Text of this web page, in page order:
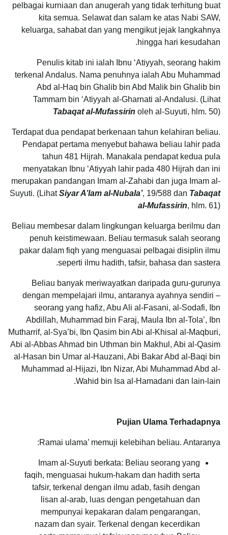
pelbagai kurniaan dan anugerah yang tidak terhitung buat
kita semua. Selawat dan salam ke atas Nabi SAW,
keluarga, sahabat dan yang mengikut jejak langkahnya
hingga hari kesudahan.
Penulis kitab ini ialah Ibnu ‘Atiyyah, seorang hakim
terkenal Andalus. Nama penuhnya ialah Abu Muhammad
Abd al-Haq bin Ghalib bin Abd Malik bin Ghalib bin
Tammam bin ‘Atiyyah al-Gharnati al-Andalusi. (Lihat
Tabaqat al-Mufassirin oleh al-Suyuti, hlm. 50)
Terdapat dua pendapat berkenaan tahun kelahiran beliau.
Pendapat pertama menyebut bahawa beliau lahir pada
tahun 481 Hijrah. Manakala pendapat kedua pula
menyatakan Ibnu ‘Atiyyah lahir pada 480 Hijrah dan ini
merupakan pandangan Imam al-Zahabi dan juga Imam al-
Suyuti. (LihatSiyar A’lam al-Nubala’, 19/588 dan Tabaqat
al-Mufassirin, hlm. 61)
Beliau membesar dalam lingkungan keluarga berilmu dan
penuh keistimewaan. Beliau termasuk salah seorang
pakar dalam fiqh yang menguasai pelbagai disiplin ilmu
seperti ilmu hadith, tafsir, bahasa dan sastera.
Beliau banyak meriwayatkan daripada guru-gurunya
dengan mempelajari ilmu, antaranya ayahnya sendiri –
seorang yang hafiz, Abu Ali al-Fasani, al-Sodafi, Ibn
Abdillah, Muhammad bin Faraj, Maula Ibn al-Tola’, Ibn
Mutharrif, al-Sya’bi, Ibn Qasim bin Abi al-Khisal al-Maqburi,
Abi al-Abbas Ahmad bin Uthman bin Makhul, Abi al-Qasim
al-Hasan bin Umar al-Hauzani, Abi Bakar Abd al-Baqi bin
Muhammad al-Hijazi, Ibn Nizar, Abi Muhammad Abd al-
Wahid bin Isa al-Hamadani dan lain-lain.
Pujian Ulama Terhadapnya
Ramai ulama’ memuji kelebihan beliau. Antaranya:
Imam al-Suyuti berkata: Beliau seorang yang
faqih, menguasai hukum-hakam dan hadith serta
tafsir, terkenal dengan ilmu adab, fasih dengan
lisan al-arab, luas dengan pengetahuan dan
mempunyai kepakaran dalam pengarangan,
nazam dan syair. Terkenal dengan kecerdikan